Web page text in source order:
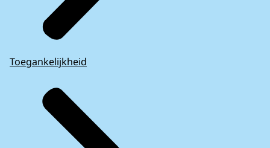
Toegankelijkheid